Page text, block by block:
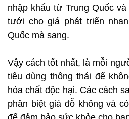
nhập khẩu từ Trung Quốc
tưới cho giá phát triển
Quốc mà sang.
Vậy cách tốt nhất, là mỗi
tiêu dùng thông thái để
hóa chất độc hại. Các cách
phân biệt giá đỗ không và